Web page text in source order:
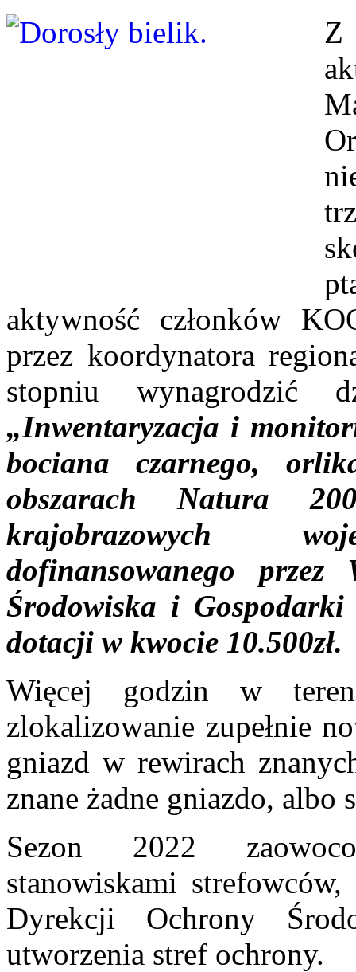
Z
aktywność członków
przez koordynatora
stopniu wynagrodzić
„Inwentaryzacja i
bociana czarnego,
obszarach Natura
krajobrazowych
dofinansowanego przez
Środowiska i
dotacji w kwocie 10.500zł.
Więcej godzin w
zlokalizowanie zupełnie
gniazd w rewirach
znane żadne gniazdo,
Sezon 2022
stanowiskami
Dyrekcji Ochrony
utworzenia stref ochrony.